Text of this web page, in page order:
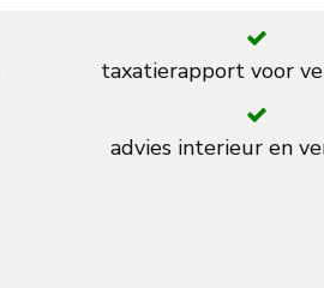
taxatierapport voor
advies interieur en